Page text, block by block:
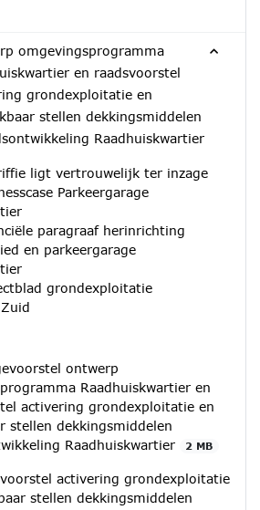
omgevingsprogramma
en raadsvoorstel
grondexploitatie en
stellen dekkingsmiddelen
Raadhuiskwartier
ligt vertrouwelijk ter inzage
Parkeergarage
paragraaf herinrichting
en parkeergarage
grondexploitatie
ontwerp
Raadhuiskwartier en
activering grondexploitatie en
stellen dekkingsmiddelen
Raadhuiskwartier
2 MB
activering grondexploitatie
stellen dekkingsmiddelen